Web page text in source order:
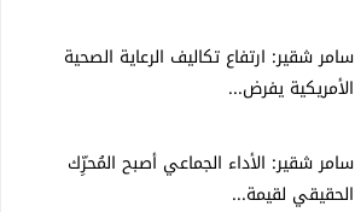
سامر شقير: ارتفاع تكاليف الرعاية الصحية
الأمريكية يفرض...
سامر شقير: الأداء الجماعي أصبح المُحرِّك
الحقيقي لقيمة...